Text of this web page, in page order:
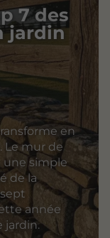
7 des
jardin
en
Le mur de
une simple
de la
année
jardin.